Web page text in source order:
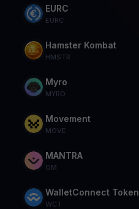
EURC
EURC
Hamster Kombat
HMSTR
Myro
MYRO
Movement
MOVE
MANTRA
OM
WalletConnect Token
WCT